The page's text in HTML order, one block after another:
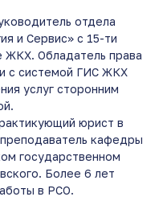
отдела
и Сервис» с 15-ти
Обладатель права
с системой ГИС ЖКХ
услуг сторонним
юрист в
кафедры
государственном
Более 6 лет
в РСО.